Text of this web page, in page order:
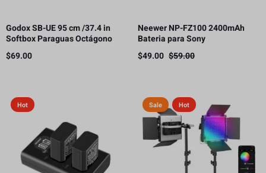
Godox SB-UE 95 cm /37.4 in
Softbox Paraguas Octágono
Bowens Mount, con rejilla de
panal
$69.00
Neewer NP-FZ100 2400mAh
Bateria para Sony
$59.00
$49.00
Hot Sale Hot